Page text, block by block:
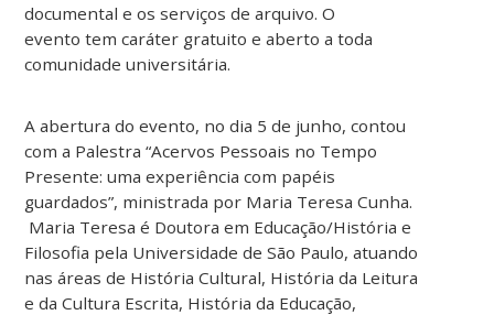
documental e os serviços de arquivo. O
evento tem caráter gratuito e aberto a toda
comunidade universitária.
A abertura do evento, no dia 5 de junho, contou
com a Palestra “Acervos Pessoais no Tempo
Presente: uma experiência com papéis
guardados”, ministrada por Maria Teresa Cunha.
Maria Teresa é Doutora em Educação/História e
Filosofia pela Universidade de São Paulo, atuando
nas áreas de História Cultural, História da Leitura
e da Cultura Escrita, História da Educação,